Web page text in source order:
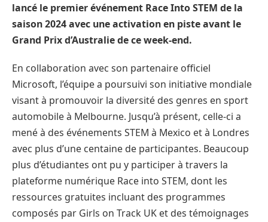
lancé le premier événement Race Into STEM de la
saison 2024 avec une activation en piste avant le
Grand Prix d’Australie de ce week-end.
En collaboration avec son partenaire officiel
Microsoft, l’équipe a poursuivi son initiative mondiale
visant à promouvoir la diversité des genres en sport
automobile à Melbourne. Jusqu’à présent, celle-ci a
mené à des événements STEM à Mexico et à Londres
avec plus d’une centaine de participantes. Beaucoup
plus d’étudiantes ont pu y participer à travers la
plateforme numérique Race into STEM, dont les
ressources gratuites incluant des programmes
composés par Girls on Track UK et des témoignages